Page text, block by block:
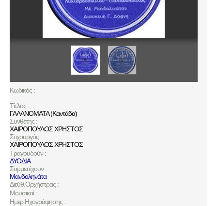
Κωδικός :
Τίτλος :
ΓΑΛΑΝΟΜΑΤΑ (Καντάδα)
Συνθέτης :
ΧΑΙΡΟΠΟΥΛΟΣ ΧΡΗΣΤΟΣ
Στιχουργός :
ΧΑΙΡΟΠΟΥΛΟΣ ΧΡΗΣΤΟΣ
Τραγουδούν :
ΔΥΟΔΙΑ
Συμμετέχουν :
Μανδοληνάτα
Διεύθ.Ορχήστρας :
Μουσικοί :
Ημερ.Ηχογράφησης :